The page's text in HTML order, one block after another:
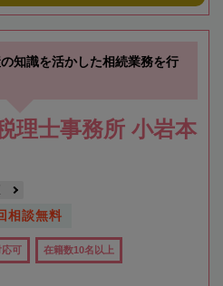
知識を活かした相続業務を行
理士事務所 小岩本
相談無料
応可 在籍数10名以上